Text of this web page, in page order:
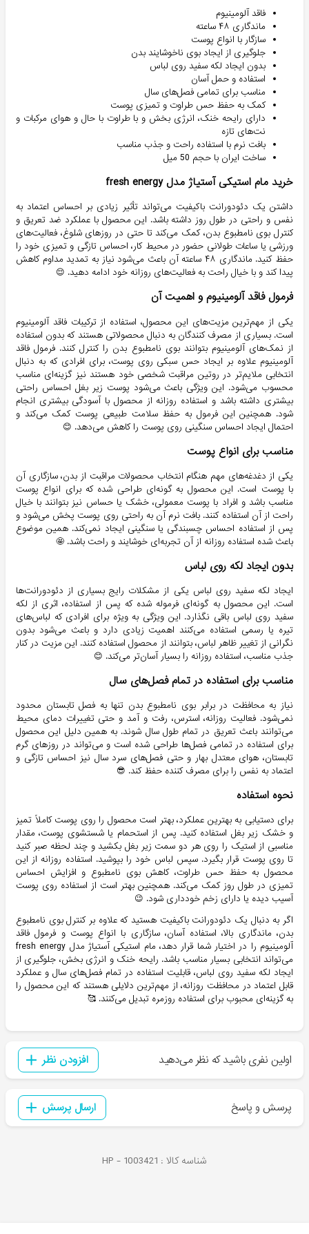
فاقد آلومینیوم
ماندگاری ۴۸ ساعته
سازگار با انواع پوست
جلوگیری از ایجاد بوی ناخوشایند بدن
بدون ایجاد لکه سفید روی لباس
استفاده و حمل آسان
مناسب برای تمامی فصل‌های سال
کمک به حفظ حس طراوت و تمیزی پوست
دارای رایحه خنک، انرژی بخش و با طراوت با حال و هوای مرکبات و
نت‌های تازه
بافت نرم با استفاده راحت و جذب مناسب
ساخت ایران با حجم 50 میل
خرید مام استیکی آستیاژ مدل fresh energy
داشتن یک دئودورانت باکیفیت می‌تواند تأثیر زیادی بر احساس اعتماد به
نفس و راحتی در طول روز داشته باشد. این محصول با عملکرد ضد تعریق و
کنترل بوی نامطبوع بدن، کمک می‌کند تا حتی در روزهای شلوغ، فعالیت‌های
ورزشی یا ساعات طولانی حضور در محیط کار، احساس تازگی و تمیزی خود را
حفظ کنید. ماندگاری ۴۸ ساعته آن باعث می‌شود نیاز به تمدید مداوم کاهش
پیدا کند و با خیال راحت به فعالیت‌های روزانه خود ادامه دهید. 😌
فرمول فاقد آلومینیوم و اهمیت آن
یکی از مهم‌ترین مزیت‌های این محصول، استفاده از ترکیبات فاقد آلومینیوم
است. بسیاری از مصرف کنندگان به دنبال محصولاتی هستند که بدون استفاده
از نمک‌های آلومینیوم بتوانند بوی نامطبوع بدن را کنترل کنند. فرمول فاقد
آلومینیوم علاوه بر ایجاد حس سبکی روی پوست، برای افرادی که به دنبال
انتخابی ملایم‌تر در روتین مراقبت شخصی خود هستند نیز گزینه‌ای مناسب
محسوب می‌شود. این ویژگی باعث می‌شود پوست زیر بغل احساس راحتی
بیشتری داشته باشد و استفاده روزانه از محصول با آسودگی بیشتری انجام
شود. همچنین این فرمول به حفظ سلامت طبیعی پوست کمک می‌کند و
احتمال ایجاد احساس سنگینی روی پوست را کاهش می‌دهد. 😊
مناسب برای انواع پوست
یکی از دغدغه‌های مهم هنگام انتخاب محصولات مراقبت از بدن، سازگاری آن
با پوست است. این محصول به گونه‌ای طراحی شده که برای انواع پوست
مناسب باشد و افراد با پوست معمولی، خشک یا حساس نیز بتوانند با خیال
راحت از آن استفاده کنند. بافت نرم آن به راحتی روی پوست پخش می‌شود و
پس از استفاده احساس چسبندگی یا سنگینی ایجاد نمی‌کند. همین موضوع
باعث شده استفاده روزانه از آن تجربه‌ای خوشایند و راحت باشد. 🤩
بدون ایجاد لکه روی لباس
ایجاد لکه سفید روی لباس یکی از مشکلات رایج بسیاری از دئودورانت‌ها
است. این محصول به گونه‌ای فرموله شده که پس از استفاده، اثری از لکه
سفید روی لباس باقی نگذارد. این ویژگی به ویژه برای افرادی که لباس‌های
تیره یا رسمی استفاده می‌کنند اهمیت زیادی دارد و باعث می‌شود بدون
نگرانی از تغییر ظاهر لباس، بتوانند از محصول استفاده کنند. این مزیت در کنار
جذب مناسب، استفاده روزانه را بسیار آسان‌تر می‌کند. 😊
مناسب برای استفاده در تمام فصل‌های سال
نیاز به محافظت در برابر بوی نامطبوع بدن تنها به فصل تابستان محدود
نمی‌شود. فعالیت روزانه، استرس، رفت و آمد و حتی تغییرات دمای محیط
می‌توانند باعث تعریق در تمام طول سال شوند. به همین دلیل این محصول
برای استفاده در تمامی فصل‌ها طراحی شده است و می‌تواند در روزهای گرم
تابستان، هوای معتدل بهار و حتی فصل‌های سرد سال نیز احساس تازگی و
اعتماد به نفس را برای مصرف کننده حفظ کند. 😎
نحوه استفاده
برای دستیابی به بهترین عملکرد، بهتر است محصول را روی پوست کاملاً تمیز
و خشک زیر بغل استفاده کنید. پس از استحمام یا شستشوی پوست، مقدار
مناسبی از استیک را روی هر دو سمت زیر بغل بکشید و چند لحظه صبر کنید
تا روی پوست قرار بگیرد. سپس لباس خود را بپوشید. استفاده روزانه از این
محصول به حفظ حس طراوت، کاهش بوی نامطبوع و افزایش احساس
تمیزی در طول روز کمک می‌کند. همچنین بهتر است از استفاده روی پوست
آسیب دیده یا دارای زخم خودداری شود. 😉
اگر به دنبال یک دئودورانت باکیفیت هستید که علاوه بر کنترل بوی نامطبوع
بدن، ماندگاری بالا، استفاده آسان، سازگاری با انواع پوست و فرمول فاقد
آلومینیوم را در اختیار شما قرار دهد، مام استیکی آستیاژ مدل fresh energy
می‌تواند انتخابی بسیار مناسب باشد. رایحه خنک و انرژی بخش، جلوگیری از
ایجاد لکه سفید روی لباس، قابلیت استفاده در تمام فصل‌های سال و عملکرد
قابل اعتماد در محافظت روزانه، از مهم‌ترین دلایلی هستند که این محصول را
به گزینه‌ای محبوب برای استفاده روزمره تبدیل می‌کنند. 🥰
اولین نفری باشید که نظر می‌دهید افزودن نظر
پرسش و پاسخ ارسال پرسش
شناسه کالا : HP - 1003421